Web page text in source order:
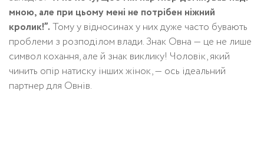
мною, але при цьому мені не потрібен ніжний
кролик!”. Тому у відносинах у них дуже часто бувають
проблеми з розподілом влади. Знак Овна — це не лише
символ кохання, але й знак виклику! Чоловік, який
чинить опір натиску інших жінок, — ось ідеальний
партнер для Овнів.